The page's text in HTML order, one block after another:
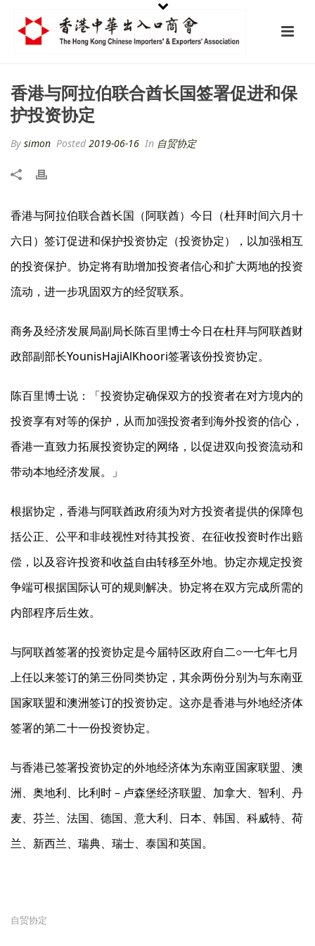
香港与阿拉伯联合酋长国签署促进和保
护投资协定
By simon Posted2019-06-16 In 自贸协定
香港与阿拉伯联合酋长国（阿联酋）今日（杜拜时间六月十
六日）签订促进和保护投资协定（投资协定），以加强相互
的投资保护。协定将有助增加投资者信心和扩大两地的投资
流动，进一步巩固双方的经贸联系。
商务及经济发展局副局长陈百里博士今日在杜拜与阿联酋财
政部副部长YounisHajiAlKhoori签署该份投资协定。
陈百里博士说：「投资协定确保双方的投资者在对方境内的
投资享有对等的保护，从而加强投资者到海外投资的信心，
香港一直致力拓展投资协定的网络，以促进双向投资流动和
带动本地经济发展。」
根据协定，香港与阿联酋政府须为对方投资者提供的保障包
括公正、公平和非歧视性对待其投资、在征收投资时作出赔
偿，以及容许投资和收益自由转移至外地。协定亦规定投资
争端可根据国际认可的规则解决。协定将在双方完成所需的
内部程序后生效。
与阿联酋签署的投资协定是今届特区政府自二○一七年七月
上任以来签订的第三份同类协定，其余两份分别为与东南亚
国家联盟和澳洲签订的投资协定。这亦是香港与外地经济体
签署的第二十一份投资协定。
与香港已签署投资协定的外地经济体为东南亚国家联盟、澳
洲、奥地利、比利时－卢森堡经济联盟、加拿大、智利、丹
麦、芬兰、法国、德国、意大利、日本、韩国、科威特、荷
兰、新西兰、瑞典、瑞士、泰国和英国。
自贸协定